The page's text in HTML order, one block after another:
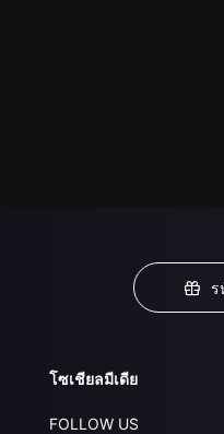
ร
โซเชียลมีเดีย
FOLLOW US